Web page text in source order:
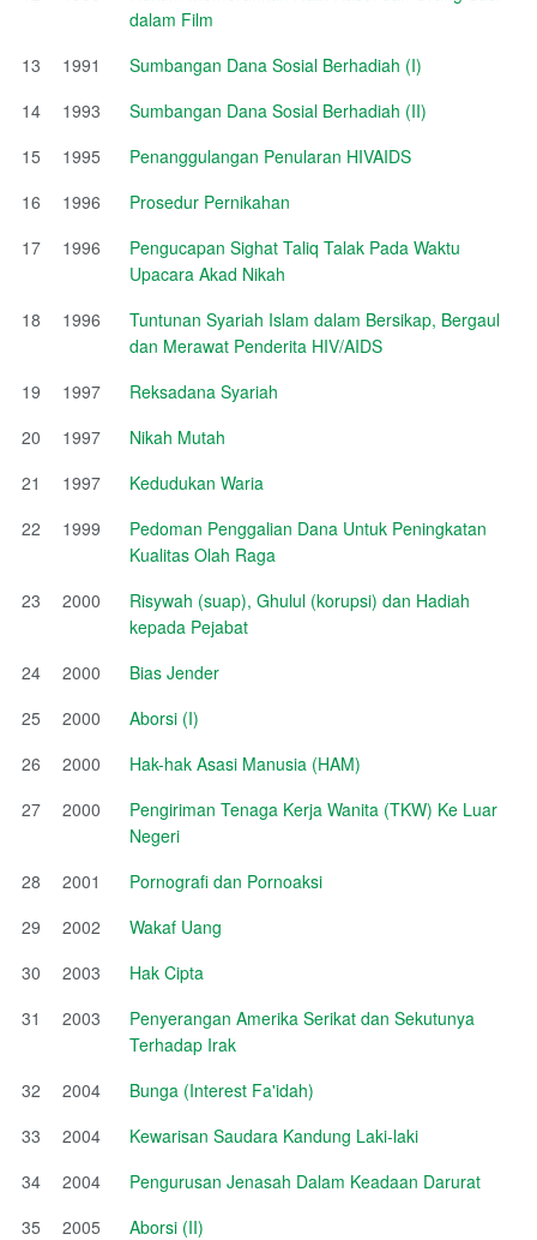
dalam Film
13
1991
Sumbangan Dana Sosial Berhadiah (I)
14
1993
Sumbangan Dana Sosial Berhadiah (II)
15
1995
Penanggulangan Penularan HIVAIDS
16
1996
Prosedur Pernikahan
17
1996
Pengucapan Sighat Taliq Talak Pada Waktu
Upacara Akad Nikah
18
1996
Tuntunan Syariah Islam dalam Bersikap, Bergaul
dan Merawat Penderita HIV/AIDS
19
1997
Reksadana Syariah
20
1997
Nikah Mutah
21
1997
Kedudukan Waria
22
1999
Pedoman Penggalian Dana Untuk Peningkatan
Kualitas Olah Raga
23
2000
Risywah (suap), Ghulul (korupsi) dan Hadiah
kepada Pejabat
24
2000
Bias Jender
25
2000
Aborsi (I)
26
2000
Hak-hak Asasi Manusia (HAM)
27
2000
Pengiriman Tenaga Kerja Wanita (TKW) Ke Luar
Negeri
28
2001
Pornografi dan Pornoaksi
29
2002
Wakaf Uang
30
2003
Hak Cipta
31
2003
Penyerangan Amerika Serikat dan Sekutunya
Terhadap Irak
32
2004
Bunga (Interest Fa'idah)
33
2004
Kewarisan Saudara Kandung Laki-laki
34
2004
Pengurusan Jenasah Dalam Keadaan Darurat
35
2005
Aborsi (II)